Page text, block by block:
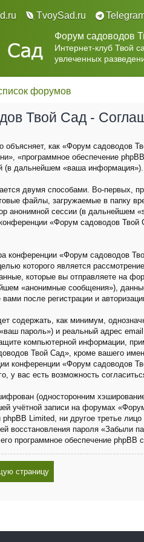
TvoySad.ru
Форум садоводов
Интернет-клуб Твой
увлеченных
форумов
Твой Сад -
объясняет, как «Форум
«программное обеспечение
(в дальнейшем «ваша информация»).
двумя способами. Во-первых,
файлы, загружаемые в папку
анонимной сессии (в дальнейшем
«Форум садоводов
конференции «Форум садоводов
которого является
которые вы отправляете на
«анонимные сообщения»),
после регистрации и
содержать, как минимум,
пароль») и реальный адрес
компьютерной информации,
Твой Сад», кроме вашего
конференции «Форум садоводов
у вас есть возможность
(односторонним
учётной записи на форумах
Limited, ни другое третье
восстановления пароля «Забыли
программное обеспечение phpBB
страницу